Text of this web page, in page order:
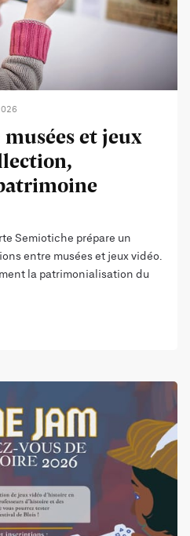
et jeux
Semiotiche prépare un
entre musées et jeux vidéo.
la patrimonialisation du